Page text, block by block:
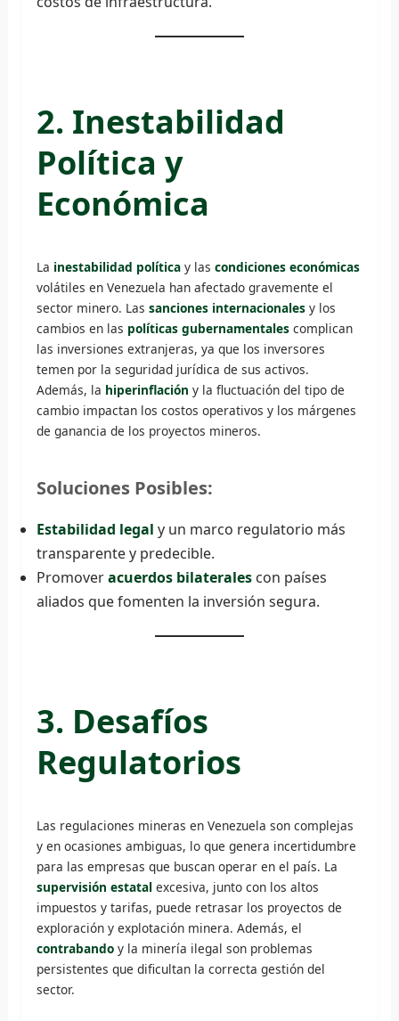
2. Inestabilidad
Política y
Económica
La inestabilidad políticay las condiciones económicas
volátiles en Venezuela han afectado gravemente el
sector minero. Las sanciones internacionalesy los
cambios en las políticas gubernamentalescomplican
las inversiones extranjeras, ya que los inversores
temen por la seguridad jurídica de sus activos.
Además, la hiperinflación y la fluctuación del tipo de
cambio impactan los costos operativos y los márgenes
de ganancia de los proyectos mineros.
Soluciones Posibles:
Estabilidad legal y un marco regulatorio más
transparente y predecible.
Promoveracuerdos bilateralescon países
aliados que fomenten la inversión segura.
3. Desafíos
Regulatorios
Las regulaciones mineras en Venezuela son complejas
y en ocasiones ambiguas, lo que genera incertidumbre
para las empresas que buscan operar en el país. La
supervisión estatalexcesiva, junto con los altos
impuestos y tarifas, puede retrasar los proyectos de
exploración y explotación minera. Además, el
contrabandoy la minería ilegal son problemas
persistentes que dificultan la correcta gestión del
sector.